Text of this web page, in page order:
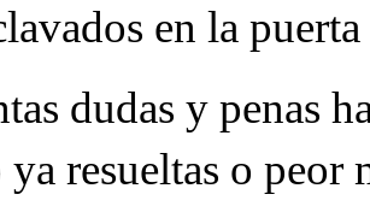
en la
dudas y penas
resueltas o peor